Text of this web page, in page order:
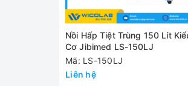
Buồng hấp
Áp suất làm việc
Nồi Hấp Tiệt Trùng 150 Lít
Cơ Jibimed LS-150LJ
Mã: LS-150LJ
Liên hệ